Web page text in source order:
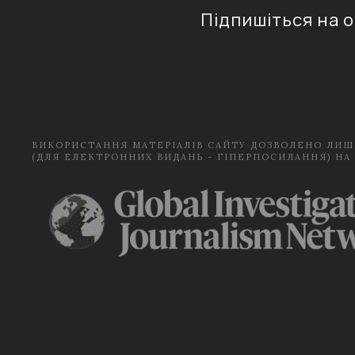
Підпишіться на
ВИКОРИСТАННЯ МАТЕРІАЛІВ САЙТУ ДОЗВОЛЕНО
(ДЛЯ ЕЛЕКТРОННИХ ВИДАНЬ - ГІПЕРПОСИЛАННЯ) НА